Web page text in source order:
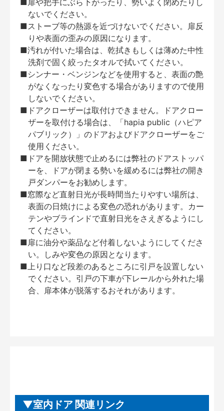
■扉や把手にぶら下がったり、勢いよく閉めたりし
ないでください。
■ストーブ等の熱源を近づけないでください。扉反
りや表面の歪みの原因になります。
■汚れが付いた場合は、乾拭きもしくは薄めた中性
洗剤で固く絞ったタオルで拭いてください。
■シンナー・ベンジンなどを使用すると、表面の艶
がなくなったり変色する場合がありますので使用
しないでください。
■ドアクローザーは取付けできません。ドアクロー
ザーを取付ける場合は、「hapia public（ハピア
パブリック）」のドアおよびドアクローザーをご
使用ください。
■ドアを開放状態で止めるには弊社のドアストッパ
ーを、ドアが閉まる勢いを緩めるには弊社の開き
戸ダンパーをお勧めします。
■窓際など直射日光が長時間当たりやすい場所は、
表面の日焼けによる変色の恐れがあります。カー
テンやブラインドで直射日光をさえぎるようにし
てください。
■扉に油分や薬品など付着しないようにしてくださ
い。しみや変色の原因となります。
■上り口など段差のあるところに引戸を設置しない
でください。引戸の下車が下レールから外れた場
合、扉本体が脱落するおそれがあります。
室内ドア 関連リンク